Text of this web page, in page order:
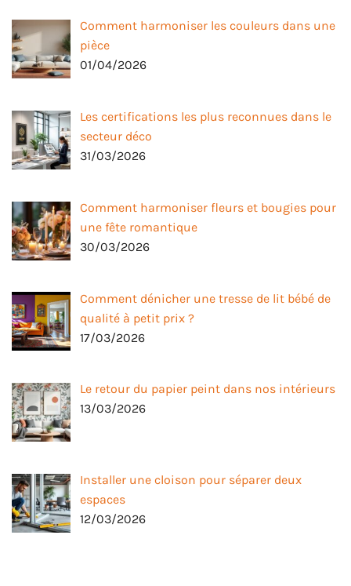
Comment harmoniser les couleurs dans une
pièce
01/04/2026
Les certifications les plus reconnues dans le
secteur déco
31/03/2026
Comment harmoniser fleurs et bougies pour
une fête romantique
30/03/2026
Comment dénicher une tresse de lit bébé de
qualité à petit prix ?
17/03/2026
Le retour du papier peint dans nos intérieurs
13/03/2026
Installer une cloison pour séparer deux
espaces
12/03/2026